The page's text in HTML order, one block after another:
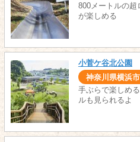
800メートルの超
が楽しめる
小菅ケ谷北公園
神奈川県横浜市
手ぶらで楽しめ
ルも見られるよ